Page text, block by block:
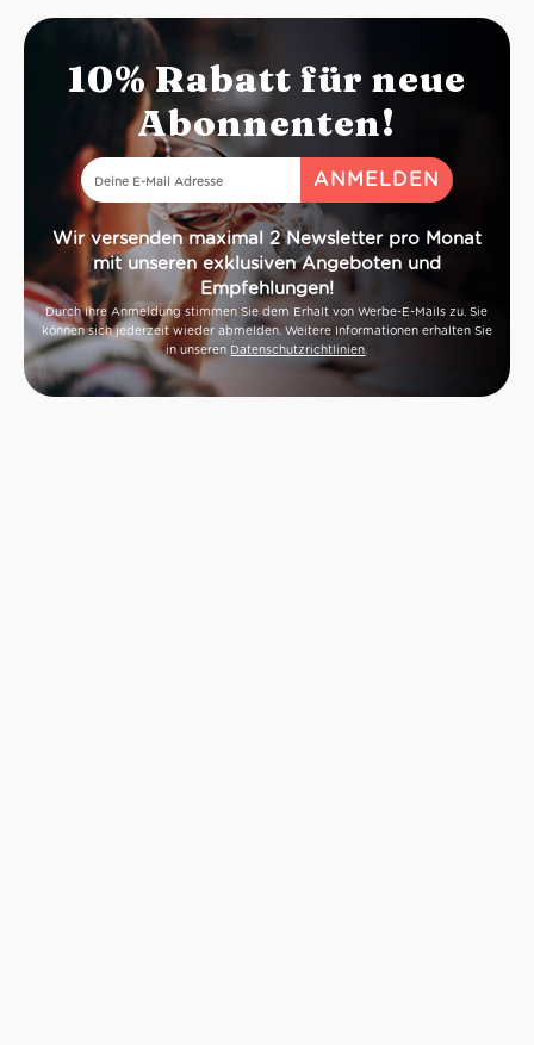
10% Rabatt für neue
Abonnenten!
Wir versenden maximal 2 Newsletter pro Monat
mit unseren exklusiven Angeboten und
Empfehlungen!
Durch Ihre Anmeldung stimmen Sie dem Erhalt von Werbe-E-Mails zu. Sie
können sich jederzeit wieder abmelden. Weitere Informationen erhalten Sie
in unseren Datenschutzrichtlinien